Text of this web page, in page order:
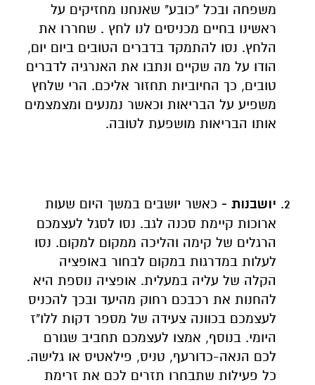
משפחה ובכל "כובע" שאנחנו מחזיקים על
ראשינו בחיים מכניסים לנו לחץ . שחררו את
הלחץ. נסו להתמקד בדברים הטובים ביום יום,
הודו על מה שקיים ונתבו את האנרגיה לדברים
טובים, כך החיוביות תחזור אליכם. הרי שלחץ
משפיע על הבריאות וכאשר נמנעים ומצמצמים
אותו הבריאות מושפעת לטובה.
יושבנות - כאשר יושבים במשך היום שעות
ארוכות קיימת סכנה לגב. נסו לסגל לעצמכם
הרגלים של קימה והליכה ממקום למקום. נסו
לעלות במדרגות במקום לבחור באופציה
הקלה של עליה במעלית. אופציה נוספת היא
להחנות את רכבכם רחוק מהיעד ובכך להכניס
לעצמכם בכוונה צעידה של מספר דקות ללו"ז
היומי. בנוסף, אמצו לעצמכם תחביב שגורם
לכם הנאה-כדורעף, טניס, פילאטיס או גלישה.
כל פעילות שתבחרו תזרים לכם את זרימת